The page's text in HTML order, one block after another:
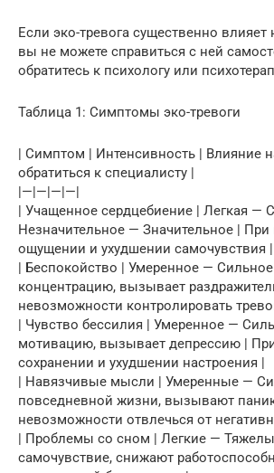
Если эко-тревога существенно
вы не можете справиться с ней
обратитесь к психологу или
Таблица 1: Симптомы эко-тревоги
| Симптом | Интенсивность | Влияние
обратиться к специалисту |
|—|—|—|—|
| Учащенное сердцебиение | Легкая —
Незначительное — Значительное |
ощущении и ухудшении самочувствия |
| Беспокойство | Умеренное — Сильное
концентрацию, вызывает
невозможности контролировать
| Чувство бессилия | Умеренное —
мотивацию, вызывает депрессию |
сохранении и ухудшении настроения |
| Навязчивые мысли | Умеренные —
повседневной жизни, вызывают
невозможности отвлечься от
| Проблемы со сном | Легкие —
самочувствие, снижают